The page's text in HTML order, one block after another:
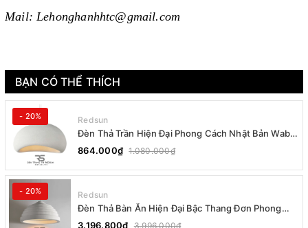
Mail: Lehonghanhhtc@gmail.com
BẠN CÓ THỂ THÍCH
- 20% Redsun
Đèn Thả Trần Hiện Đại Phong Cách Nhật Bản Wabi-
sabi CDT-T036 Dáng B
864.000₫ 1.080.000₫
- 20% Redsun
Đèn Thả Bàn Ăn Hiện Đại Bậc Thang Đơn Phong
Cách Nhật Bản Wabi-sabi DC-T078B
3.196.800₫ 3.996.000₫